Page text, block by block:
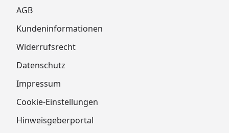
AGB
Kundeninformationen
Widerrufsrecht
Datenschutz
Impressum
Cookie-Einstellungen
Hinweisgeberportal